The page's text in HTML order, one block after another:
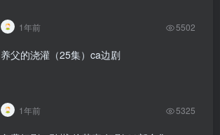
1年前 5502
养父的浇灌（25集）ca边剧
1年前 5325